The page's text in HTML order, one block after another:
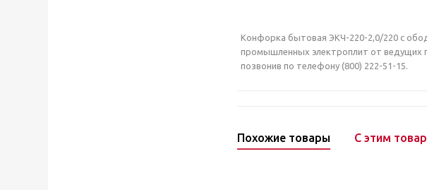
Конфорка бытовая ЭКЧ-220-2,0/220 с
промышленных электроплит от ведущих
позвонив по телефону (800) 222-51-15.
Похожие товары С этим